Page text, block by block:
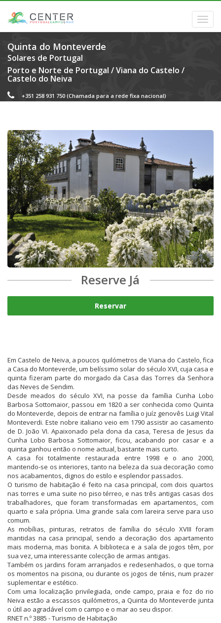
Quinta do Monteverde
Solares de Portugal
Porto e Norte de Portugal /Viana do Castelo /
Castelo do Neiva
+351 258 931 750 (Chamada para a rede fixa nacional)
Reserve Já
Reservar
Em Castelo de Neiva, a poucos quilómetros de Viana do Castelo, fica
a Casa do Monteverde, um belíssimo solar do século XVI, cuja casa e
quinta fizeram parte do morgado da Casa das Torres da Senhora
das Neves de Sendim.
Desde meados do século XVI, na posse da família Cunha Lobo
Barbosa Sottomaior, passou em 1820 a ser conhecida como Quinta
do Monteverde, depois de entrar na família o juíz genovês Luigi Vital
Monteverdi. Este nobre italiano veio em 1790 assistir ao casamento
de D. João VI. Apaixonado pela dona da casa, Teresa de Jesus da
Cunha Lobo Barbosa Sottomaior, ficou, acabando por casar e a
quinta ganhou então o nome actual, bastante mais curto.
A casa foi totalmente restaurada entre 1998 e o ano 2000,
mantendo-se os interiores, tanto na beleza da sua decoração como
nos acabamentos, dignos do estilo e esplendor passados.
O turismo de habitação é feito na casa principal, com dois quartos
nas torres e uma suite no piso térreo, e nas três antigas casas dos
trabalhadores, que foram transformadas em apartamentos, com
quarto e sala própria. Uma grande sala com lareira serve para uso
comum.
As mobílias, pinturas, retratos de família do século XVIII foram
mantidas na casa principal, sendo a decoração dos apartamento
mais moderna, mas bonita. A biblioteca e a sala de jogos têm, por
sua vez, uma interessante colecção de armas antigas.
Também os jardins foram arranjados e redesenhados, o que torna
os momentos na piscina, ou durante os jogos de ténis, num prazer
suplementar e estético.
Com uma localização privilegiada, onde campo, praia e foz do rio
Neiva estão a escassos quilómetros, a Quinta do Monteverde junta
o útil ao agradável com o campo e o mar ao seu dispor.
RNET n.º 3885 - Turismo de Habitação